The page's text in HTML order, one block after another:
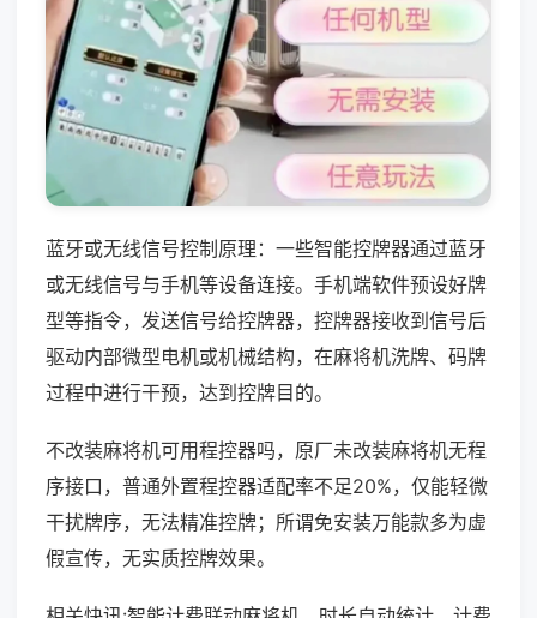
蓝牙或无线信号控制原理：一些智能控牌器通过蓝牙
或无线信号与手机等设备连接。手机端软件预设好牌
型等指令，发送信号给控牌器，控牌器接收到信号后
驱动内部微型电机或机械结构，在麻将机洗牌、码牌
过程中进行干预，达到控牌目的。
不改装麻将机可用程控器吗，原厂未改装麻将机无程
序接口，普通外置程控器适配率不足20%，仅能轻微
干扰牌序，无法精准控牌；所谓免安装万能款多为虚
假宣传，无实质控牌效果。